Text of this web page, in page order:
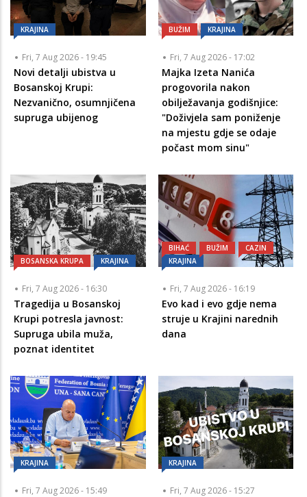
KRAJINA
Fri, 7 Aug 2026 - 19:45
Novi detalji ubistva u
Bosanskoj Krupi:
Nezvanično, osumnjičena
supruga ubijenog
BUŽIM KRAJINA
Fri, 7 Aug 2026 - 17:02
Majka Izeta Nanića
progovorila nakon
obilježavanja godišnjice:
"Doživjela sam poniženje
na mjestu gdje se odaje
počast mom sinu"
BOSANSKA KRUPA KRAJINA
Fri, 7 Aug 2026 - 16:30
Tragedija u Bosanskoj
Krupi potresla javnost:
Supruga ubila muža,
poznat identitet
BIHAĆ BUŽIM
CAZIN
KRAJINA
Fri, 7 Aug 2026 - 16:19
Evo kad i evo gdje nema
struje u Krajini narednih
dana
KRAJINA
Fri, 7 Aug 2026 - 15:49
KRAJINA
Fri, 7 Aug 2026 - 15:27